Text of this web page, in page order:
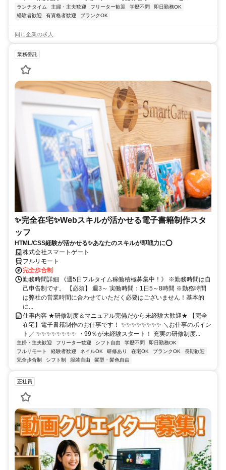
ランチタイム 主婦・主夫歓迎 フリーター歓迎 学歴不問
即日勤務OK
経験者歓迎
有資格者歓迎 ブランクOK
同じ企業の求人
業務委託
✨完全在宅✨Webスキルが活かせる電子書籍制作スタ
ッフ
HTML/CSS経験が活かせる✨あなたのスキルが即戦力に⭕️
株式会社スマートゲート
フルリモート
完全歩合制
勤務時間詳細 《週5日フルタイム稼働積極募集中！》 ※勤務時間は自
己申告制です。 【必須】 週3～ 実働時間：1日5～8時間 ※勤務時間
は弊社の営業時間に合わせていただく必要はございません！基本的
に...
仕事内容 ★研修制度＆マニュアル完備だから未経験大歓迎★ 【完全
在宅】電子書籍制作のお仕事です！ ✨✨✨✨✨✨✨✨ ＼お仕事のポイン
ト／ ✨✨✨✨✨✨✨✨ ・99％が未経験スタート！ 充実の研修制度...
主婦・主夫歓迎 フリーター歓迎 シフト自由 学歴不問
即日勤務OK
フルリモート
経験者歓迎 ネイルOK 研修あり 在宅OK ブランクOK
長期歓迎
完全歩合制
シフト制 服装自由 髪型・髪色自由
正社員